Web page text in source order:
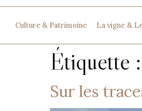
Culture & Patrimoine La vigne &
Étiquette :
Sur les